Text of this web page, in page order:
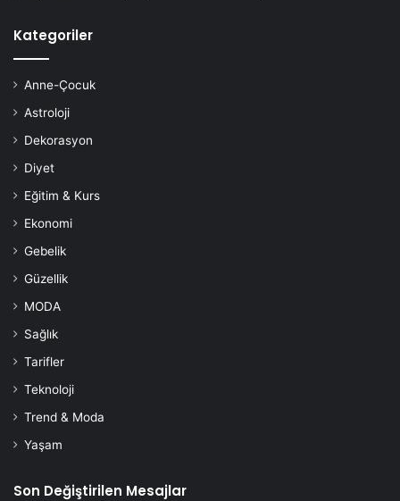
Kategoriler
Anne-Çocuk
Astroloji
Dekorasyon
Diyet
Eğitim & Kurs
Ekonomi
Gebelik
Güzellik
MODA
Sağlık
Tarifler
Teknoloji
Trend & Moda
Yaşam
Son Değiştirilen Mesajlar